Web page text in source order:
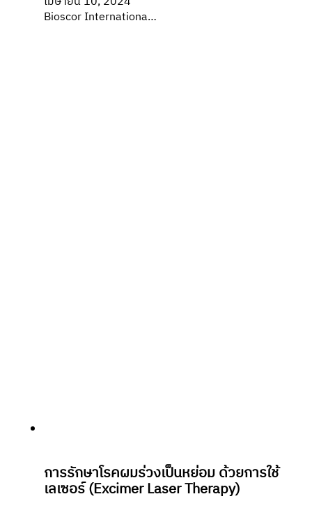
Bioscor Internationa…
การรักษาโรคผมร่วงเป็นหย่อม ด้วยการใช้
เลเซอร์ (Excimer Laser Therapy)